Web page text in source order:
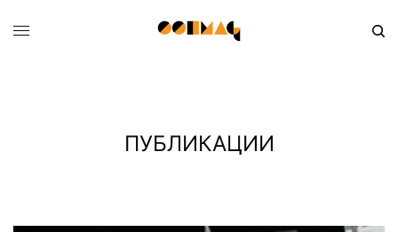
ПУБЛИКАЦИИ